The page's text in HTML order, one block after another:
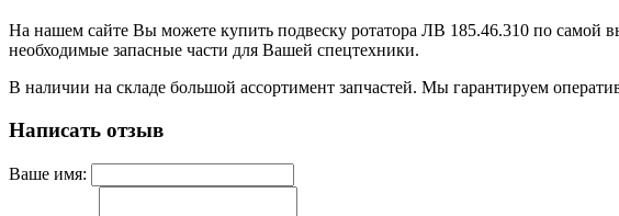
На нашем сайте Вы можете купить подвеску ротатора ЛВ 185.46.310 по самой
необходимые запасные части для Вашей спецтехники.
В наличии на складе большой ассортимент запчастей. Мы гарантируем
Написать отзыв
Ваше имя: